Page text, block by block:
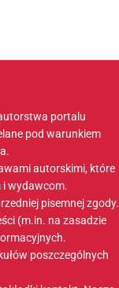
portalu
pod warunkiem
autorskimi, które
i wydawcom.
pisemnej zgody.
(m.in. na zasadzie
poszczególnych